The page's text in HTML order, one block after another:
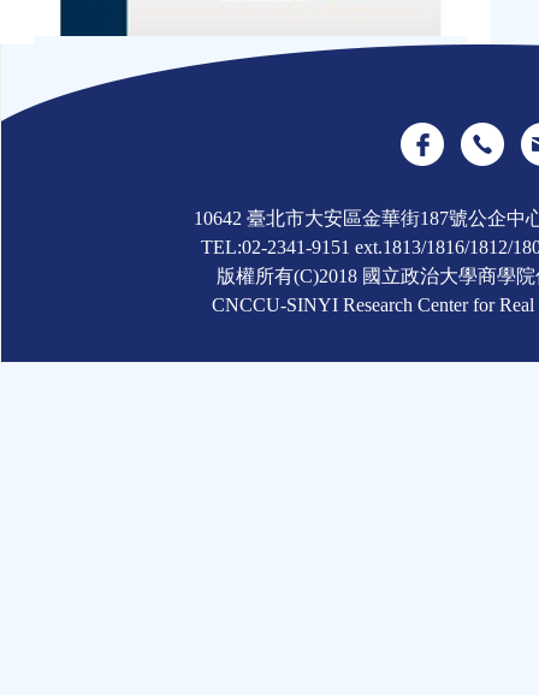
10642 臺北市大安區金華街187號公企中
TEL:02-2341-9151 ext.1813/1816/1812/
版權所有(C)2018 國立政治大學商學
CNCCU-SINYI Research Center for Real